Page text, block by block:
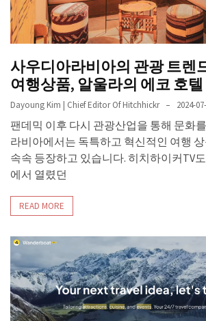
사우디아라비아의 관광 트렌
여행상품, 알울라의 에코 호텔
Dayoung Kim | Chief Editor Of Hitchhickr 2024-
팬데믹 이후 다시 관광산업을 통해 문화
라비아에서는 독특하고 혁신적인 여행
속속 등장하고 있습니다. 히치하이커TV
에서 열렸던
READ MORE